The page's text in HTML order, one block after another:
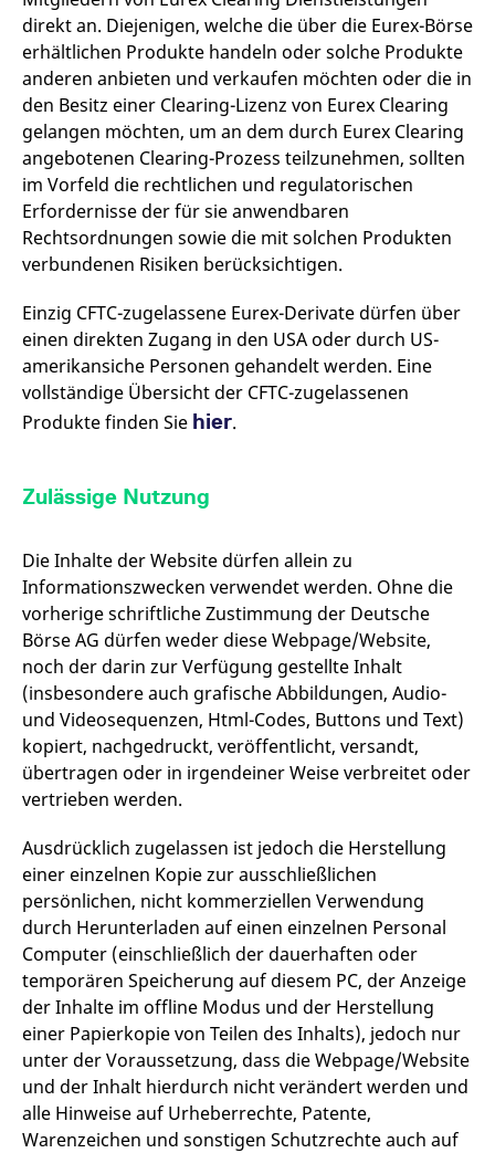
direkt an. Diejenigen, welche die über die Eurex-Börse
erhältlichen Produkte handeln oder solche Produkte
anderen anbieten und verkaufen möchten oder die in
den Besitz einer Clearing-Lizenz von Eurex Clearing
gelangen möchten, um an dem durch Eurex Clearing
angebotenen Clearing-Prozess teilzunehmen, sollten
im Vorfeld die rechtlichen und regulatorischen
Erfordernisse der für sie anwendbaren
Rechtsordnungen sowie die mit solchen Produkten
verbundenen Risiken berücksichtigen.
Einzig CFTC-zugelassene Eurex-Derivate dürfen über
einen direkten Zugang in den USA oder durch US-
amerikansiche Personen gehandelt werden. Eine
vollständige Übersicht der CFTC-zugelassenen
Produkte finden Sie hier.
Zulässige Nutzung
Die Inhalte der Website dürfen allein zu
Informationszwecken verwendet werden. Ohne die
vorherige schriftliche Zustimmung der Deutsche
Börse AG dürfen weder diese Webpage/Website,
noch der darin zur Verfügung gestellte Inhalt
(insbesondere auch grafische Abbildungen, Audio-
und Videosequenzen, Html-Codes, Buttons und Text)
kopiert, nachgedruckt, veröffentlicht, versandt,
übertragen oder in irgendeiner Weise verbreitet oder
vertrieben werden.
Ausdrücklich zugelassen ist jedoch die Herstellung
einer einzelnen Kopie zur ausschließlichen
persönlichen, nicht kommerziellen Verwendung
durch Herunterladen auf einen einzelnen Personal
Computer (einschließlich der dauerhaften oder
temporären Speicherung auf diesem PC, der Anzeige
der Inhalte im offline Modus und der Herstellung
einer Papierkopie von Teilen des Inhalts), jedoch nur
unter der Voraussetzung, dass die Webpage/Website
und der Inhalt hierdurch nicht verändert werden und
alle Hinweise auf Urheberrechte, Patente,
Warenzeichen und sonstigen Schutzrechte auch auf
messen. Es handelt sich
um ein Muster-Cookie,
_pk_ses eine kurze Reihe
von Zahlen und
Buchstaben folgt, bei der
es sich vermutlich um
einen Referenzcode für
die Domain handelt, die
das Cookie setzt.
_pk_ses.7.d059 www.eurex.com
30
Minuten
Dieser Cookie-Name ist
mit der Open-Source-
Webanalyseplattform
verwendet, um Website-
Besucherverhalten zu
Leistung der Website zu
messen. Es handelt sich
um ein Muster-Cookie,
bei dem auf das Präfix
_pk_ses eine kurze Reihe
Buchstaben folgt, bei der